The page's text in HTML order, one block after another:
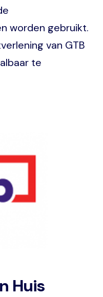
worden gebruikt.
van GTB
te
Huis